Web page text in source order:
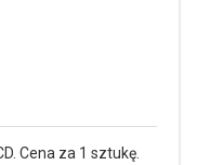
Cena za 1 sztukę.